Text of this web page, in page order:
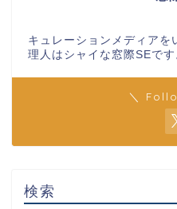
キュレーションメディアを
理人はシャイな窓際SEです
＼
検索